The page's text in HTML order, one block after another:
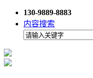
130-9889-8883
内容搜索